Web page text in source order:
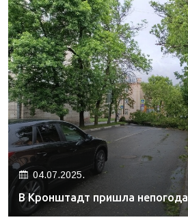
04.07.2025.
В Кронштадт пришла непогода